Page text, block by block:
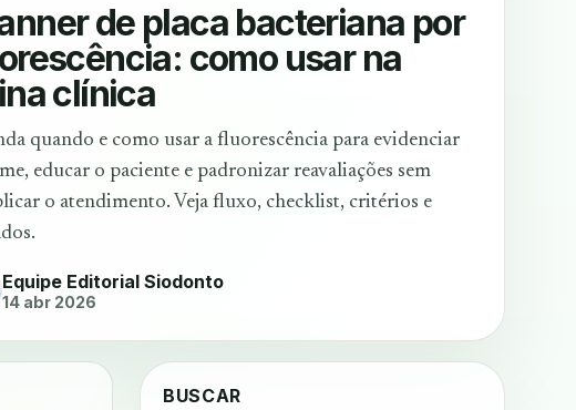
de placa bacteriana por
como usar na
clínica
quando e como usar a fluorescência para evidenciar
educar o paciente e padronizar reavaliações sem
o atendimento. Veja fluxo, checklist, critérios e
Equipe Editorial Siodonto
14 abr 2026
BUSCAR